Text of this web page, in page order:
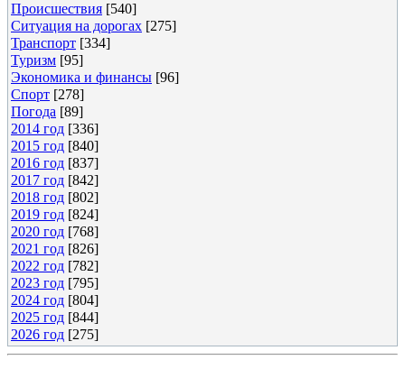
Происшествия [540]
Ситуация на дорогах [275]
Транспорт [334]
Туризм [95]
Экономика и финансы [96]
Спорт [278]
Погода [89]
2014 год [336]
2015 год [840]
2016 год [837]
2017 год [842]
2018 год [802]
2019 год [824]
2020 год [768]
2021 год [826]
2022 год [782]
2023 год [795]
2024 год [804]
2025 год [844]
2026 год [275]